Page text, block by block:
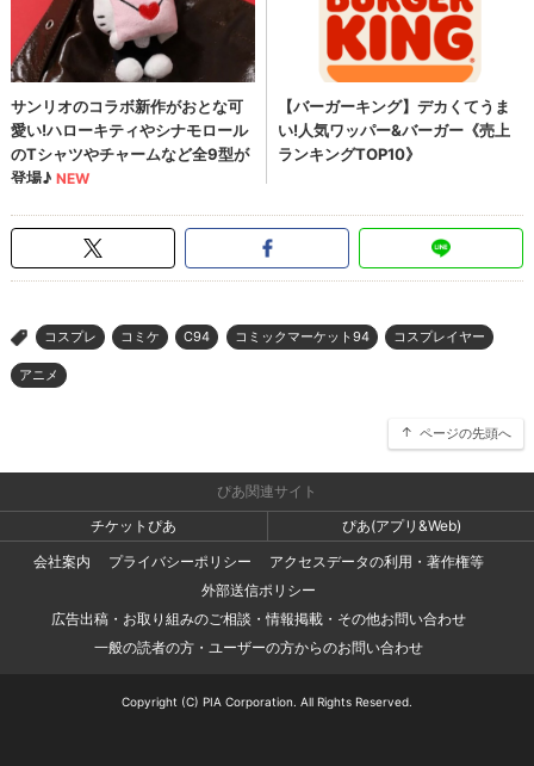
> コスプレ コミケ C94 コミックマーケット94 コスプレイヤー
アニメ
ページの先頭へ
ぴあ関連サイト
チケットぴあ
ぴあ(アプリ&Web)
会社案内
プライバシーポリシー
アクセスデータの利用・著作権等
外部送信ポリシー
広告出稿・お取り組みのご相談・情報掲載・その他お問い合わせ
一般の読者の方・ユーザーの方からのお問い合わせ
Copyright (C) PIA Corporation. All Rights Reserved.